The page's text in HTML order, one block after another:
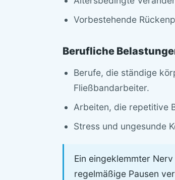
Vorbestehende
Berufliche
Berufe, die ständige
Fließbandarbeiter.
Arbeiten, die repetitive
Stress und ungesunde
Ein eingeklemmter
regelmäßige Pausen